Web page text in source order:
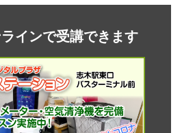
インで受講できます